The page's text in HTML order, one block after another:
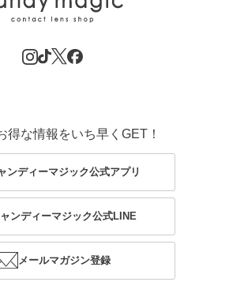
得な情報をいち早くGET！
ンディーマジック公式アプリ
ンディーマジック公式LINE
メールマガジン登録